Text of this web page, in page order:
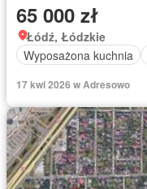
65 000 zł
Łódź, Łódzkie
Wyposażona kuchnia
17 kwi 2026 w Adresowo